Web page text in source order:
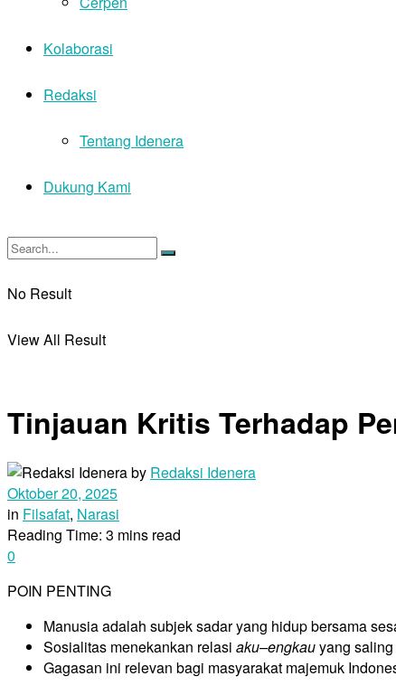
Kolaborasi
Redaksi
Tentang Idenera
Dukung Kami
No Result
View All Result
Tinjauan Kritis Terhadap
by Redaksi Idenera
Oktober 20, 2025
in Filsafat, Narasi
Reading Time: 3 mins read
0
POIN PENTING
Manusia adalah subjek sadar yang hidup bersama
Sosialitas menekankan relasi aku–engkauyang
Gagasan ini relevan bagi masyarakat majemuk